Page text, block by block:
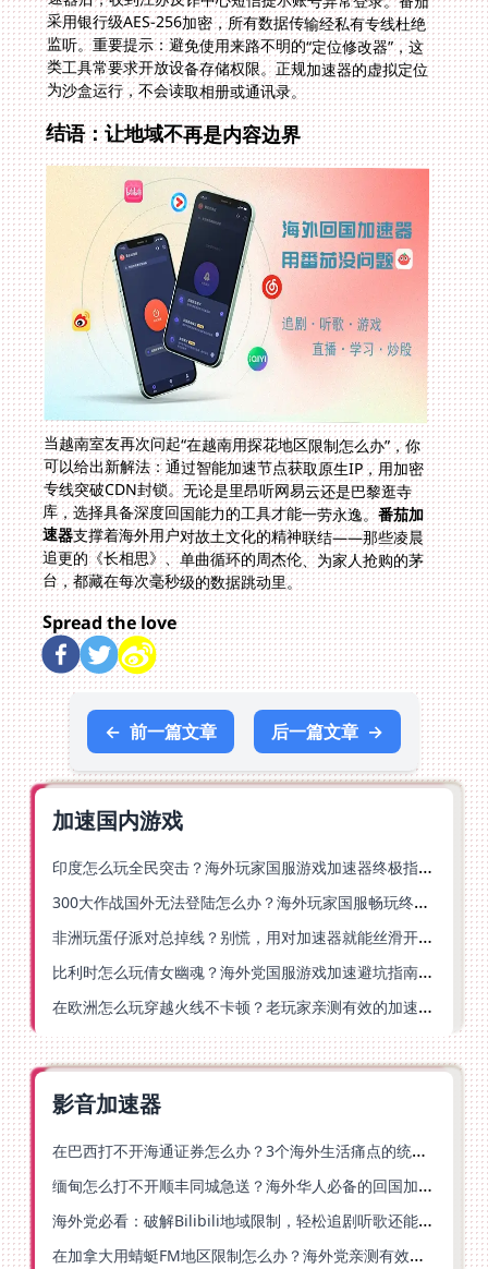
为沙盒运行，不会读取相册或通讯录。
结语：让地域不再是内容边界
当越南室友再次问起“在越南用探花地区限制怎么办”，你
可以给出新解法：通过智能加速节点获取原生IP，用加密
专线突破CDN封锁。无论是里昂听网易云还是巴黎逛寺
库，选择具备深度回国能力的工具才能一劳永逸。番茄加
速器支撑着海外用户对故土文化的精神联结——那些凌晨
追更的《长相思》、单曲循环的周杰伦、为家人抢购的茅
台，都藏在每次毫秒级的数据跳动里。
Spread the love
← 前一篇文章 后一篇文章 →
加速国内游戏
印度怎么玩全民突击？海外玩家国服游戏加速器终极指南（附原神延迟优化+精灵之境加速器选择）
300大作战国外无法登陆怎么办？海外玩家国服畅玩终极指南（附实测推荐）
非洲玩蛋仔派对总掉线？别慌，用对加速器就能丝滑开跑！
比利时怎么玩倩女幽魂？海外党国服游戏加速避坑指南（附实测推荐）
在欧洲怎么玩穿越火线不卡顿？老玩家亲测有效的加速器选择指南
影音加速器
在巴西打不开海通证券怎么办？3个海外生活痛点的统一解决方案
缅甸怎么打不开顺丰同城急送？海外华人必备的回国加速指南（附B站会员游戏解决方案）
海外党必看：破解Bilibili地域限制，轻松追剧听歌还能流畅理财的实用指南
在加拿大用蜻蜓FM地区限制怎么办？海外党亲测有效的回国加速方案